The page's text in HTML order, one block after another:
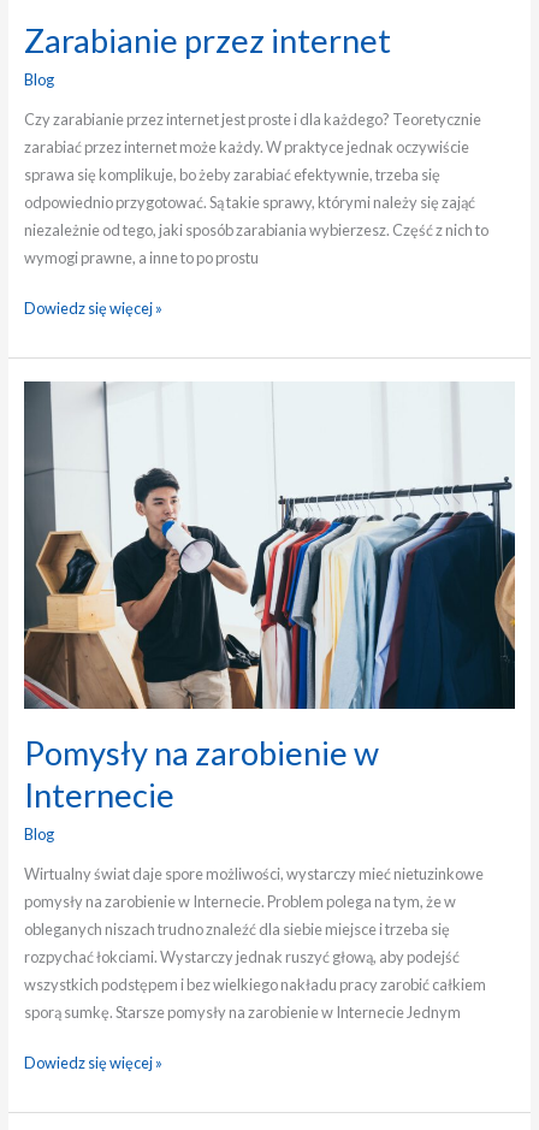
Zarabianie przez internet
Blog
Czy zarabianie przez internet jest proste i dla każdego? Teoretycznie
zarabiać przez internet może każdy. W praktyce jednak oczywiście
sprawa się komplikuje, bo żeby zarabiać efektywnie, trzeba się
odpowiednio przygotować. Są takie sprawy, którymi należy się zająć
niezależnie od tego, jaki sposób zarabiania wybierzesz. Część z nich to
wymogi prawne, a inne to po prostu
Dowiedz się więcej »
Pomysły na zarobienie w
Internecie
Blog
Wirtualny świat daje spore możliwości, wystarczy mieć nietuzinkowe
pomysły na zarobienie w Internecie. Problem polega na tym, że w
obleganych niszach trudno znaleźć dla siebie miejsce i trzeba się
rozpychać łokciami. Wystarczy jednak ruszyć głową, aby podejść
wszystkich podstępem i bez wielkiego nakładu pracy zarobić całkiem
sporą sumkę. Starsze pomysły na zarobienie w Internecie Jednym
Pomysły
zarobienie
w
Internecie
Dowiedz się więcej »